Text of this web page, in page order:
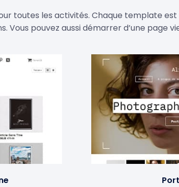
toutes les activités. Chaque template
pouvez aussi démarrer d’une page